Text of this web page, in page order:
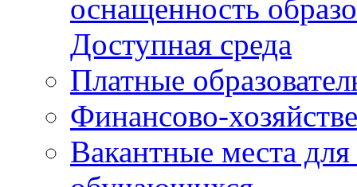
оснащенность
Доступная среда
Платные
Финансово-
Вакантные места